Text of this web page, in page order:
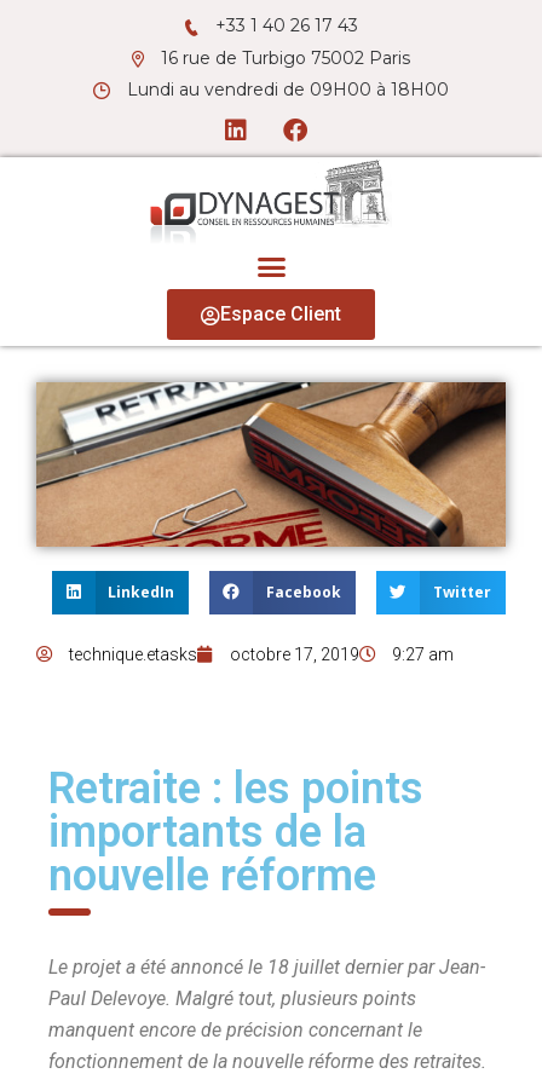
+33 1 40 26 17 43
16 rue de Turbigo 75002 Paris
Lundi au vendredi de 09H00 à 18H00
Espace Client
LinkedIn Facebook Twitter
technique.etasks octobre 17, 2019 9:27 am
Retraite : les points
importants de la
nouvelle réforme
Le projet a été annoncé le 18 juillet dernier par Jean-
Paul Delevoye. Malgré tout, plusieurs points
manquent encore de précision concernant le
fonctionnement de la nouvelle réforme des retraites.